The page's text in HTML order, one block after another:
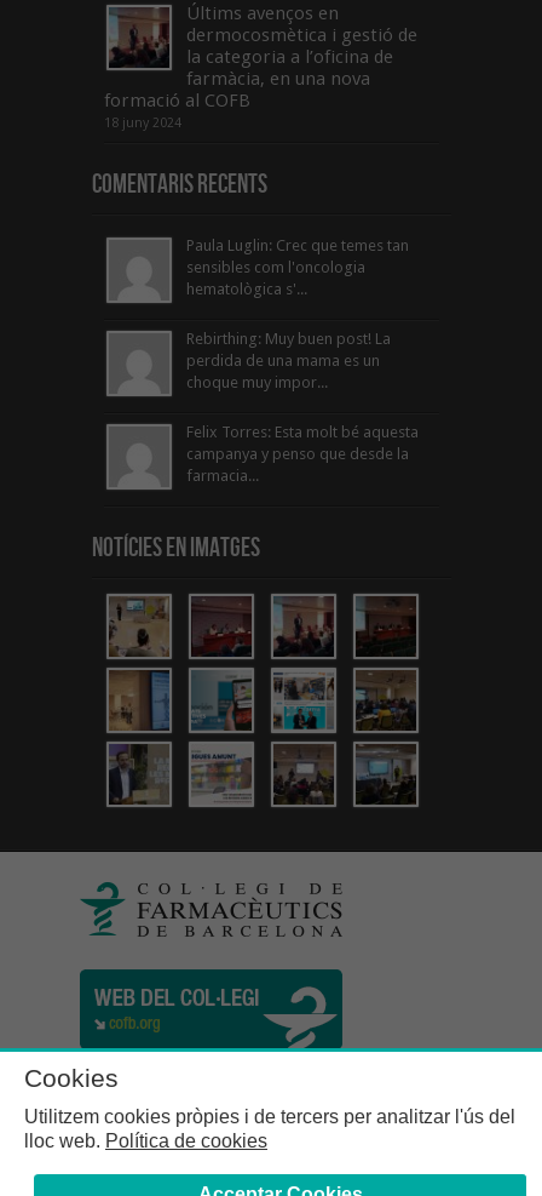
Últims avenços en
dermocosmètica i gestió de
la categoria a l’oficina de
farmàcia, en una nova
formació al COFB
18 juny 2024
Comentaris Recents
Paula Luglin: Crec que temes tan
sensibles com l'oncologia
hematològica s'...
Rebirthing: Muy buen post! La
perdida de una mama es un
choque muy impor...
Felix Torres: Esta molt bé aquesta
campanya y penso que desde la
farmacia...
Notícies en Imatges
Cookies
Utilitzem cookies pròpies i de tercers per analitzar l'ús del
lloc web. Política de cookies